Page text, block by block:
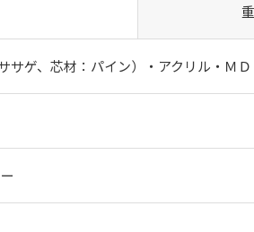
ゲ、芯材：パイン）・アクリル・ＭＤ